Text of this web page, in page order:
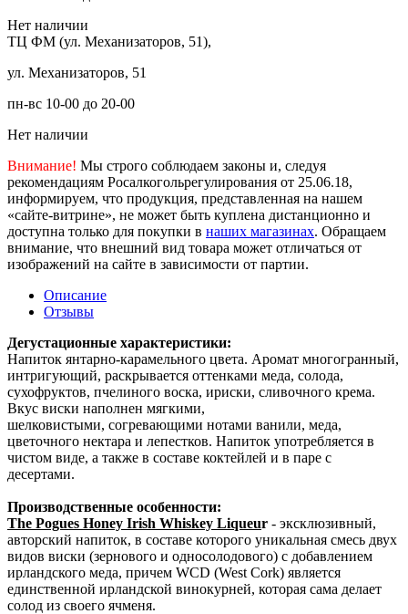
Нет наличии
ТЦ ФМ (ул. Механизаторов, 51),
ул. Механизаторов, 51
пн-вс 10-00 до 20-00
Нет наличии
Внимание! Мы строго соблюдаем законы и, следуя
рекомендациям Росалкогольрегулирования от 25.06.18,
информируем, что продукция, представленная на нашем
«сайте-витрине», не может быть куплена дистанционно и
доступна только для покупки в наших магазинах. Обращаем
внимание, что внешний вид товара может отличаться от
изображений на сайте в зависимости от партии.
Описание
Отзывы
Дегустационные характеристики:
Напиток янтарно-карамельного цвета. Аромат многогранный,
интригующий, раскрывается оттенками меда, солода,
сухофруктов, пчелиного воска, ириски, сливочного крема.
Вкус виски наполнен мягкими,
шелковистыми, согревающими нотами ванили, меда,
цветочного нектара и лепестков. Напиток употребляется в
чистом виде, а также в составе коктейлей и в паре с
десертами.
Производственные особенности:
The Pogues Honey Irish Whiskey Liqueur - эксклюзивный,
авторский напиток, в составе которого уникальная смесь двух
видов виски (зернового и односолодового) с добавлением
ирландского меда, причем WCD (West Cork) является
единственной ирландской винокурней, которая сама делает
солод из своего ячменя.